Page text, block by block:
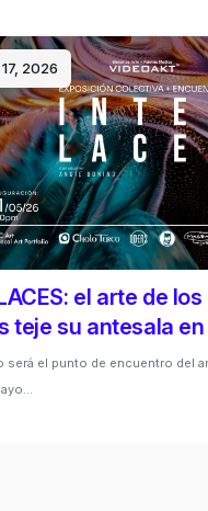
2026
el arte de
teje su antesala
será el punto de encuentro del